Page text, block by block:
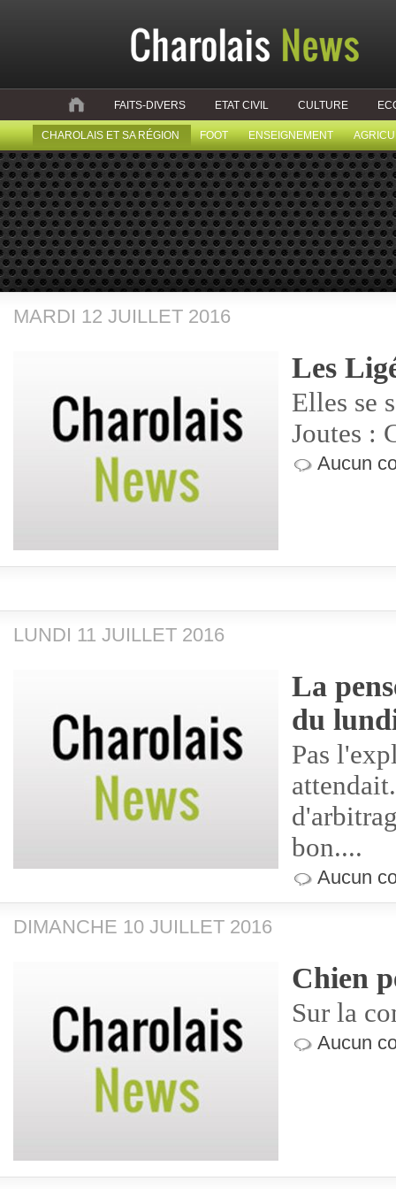
FAITS-DIVERS ETAT CIVIL CULTURE
CHAROLAIS ET SA RÉGION FOOT ENSEIGNEMENT
MARDI 12 JUILLET 2016
Les
Elles se
Joutes :
Aucun
LUNDI 11 JUILLET 2016
La
du
Pas
bon....
Aucun
DIMANCHE 10 JUILLET 2016
Chien
Sur la
Aucun